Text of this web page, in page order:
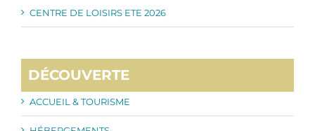
CENTRE DE LOISIRS ETE 2026
DÉCOUVERTE
ACCUEIL & TOURISME